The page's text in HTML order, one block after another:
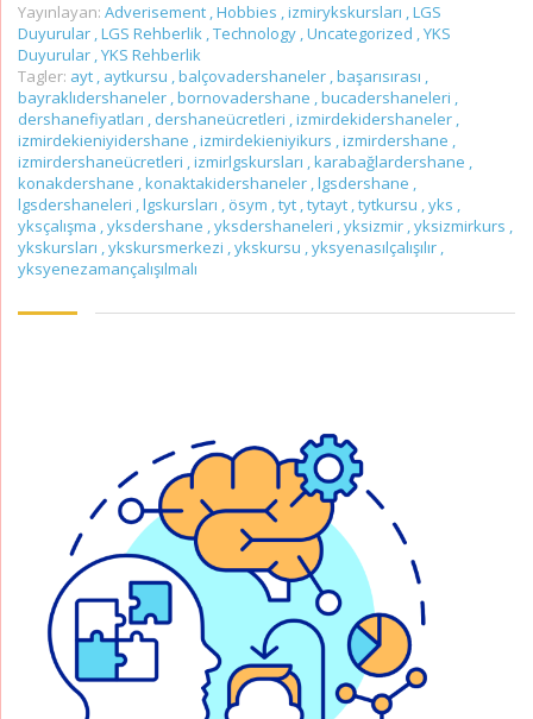
Yayınlayan: Adverisement ,Hobbies ,izmirykskursları ,LGS
Duyurular ,LGS Rehberlik ,Technology ,Uncategorized ,YKS
Duyurular ,YKS Rehberlik
Tagler: ayt , aytkursu ,balçovadershaneler ,başarısırası ,
bayraklıdershaneler ,bornovadershane ,bucadershaneleri ,
dershanefiyatları , dershaneücretleri ,izmirdekidershaneler ,
izmirdekieniyidershane ,izmirdekieniyikurs ,izmirdershane ,
izmirdershaneücretleri ,izmirlgskursları ,karabağlardershane ,
konakdershane ,konaktakidershaneler ,lgsdershane ,
lgsdershaneleri ,lgskursları , ösym ,tyt ,tytayt ,tytkursu ,yks ,
yksçalışma ,yksdershane ,yksdershaneleri ,yksizmir ,yksizmirkurs ,
ykskursları ,ykskursmerkezi ,ykskursu ,yksyenasılçalışılır ,
yksyenezamançalışılmalı